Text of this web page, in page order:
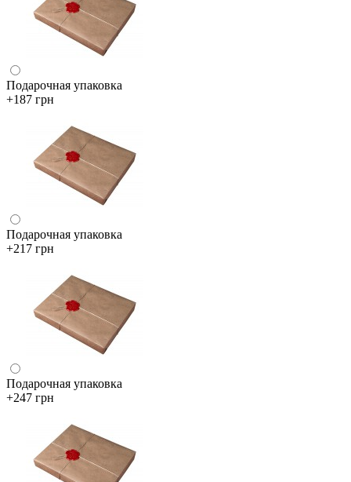
Подарочная упаковка
+187 грн
Подарочная упаковка
+217 грн
Подарочная упаковка
+247 грн